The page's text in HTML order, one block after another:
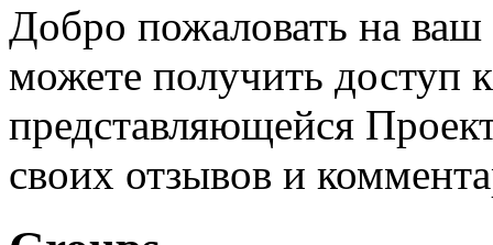
Добро пожаловать на
можете получить доступ
представляющейся
своих отзывов и